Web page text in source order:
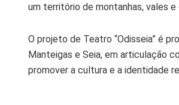
um território de montanhas, vales
O projeto de Teatro “Odisseia” é
Manteigas e Seia, em articulação
promover a cultura e a identidade